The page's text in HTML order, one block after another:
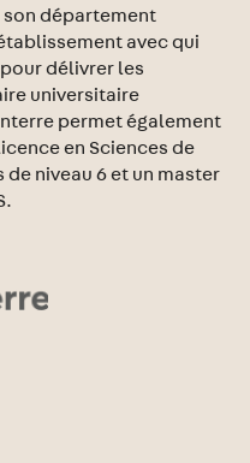
son département
avec qui
pour délivrer les
universitaire
permet également
en Sciences de
niveau 6 et un master